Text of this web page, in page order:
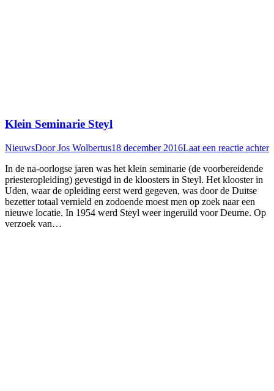
Klein Seminarie Steyl
NieuwsDoorJos Wolbertus18 december 2016Laat een reactie achter
In de na-oorlogse jaren was het klein seminarie (de voorbereidende
priesteropleiding) gevestigd in de kloosters in Steyl. Het klooster in
Uden, waar de opleiding eerst werd gegeven, was door de Duitse
bezetter totaal vernield en zodoende moest men op zoek naar een
nieuwe locatie. In 1954 werd Steyl weer ingeruild voor Deurne. Op
verzoek van…